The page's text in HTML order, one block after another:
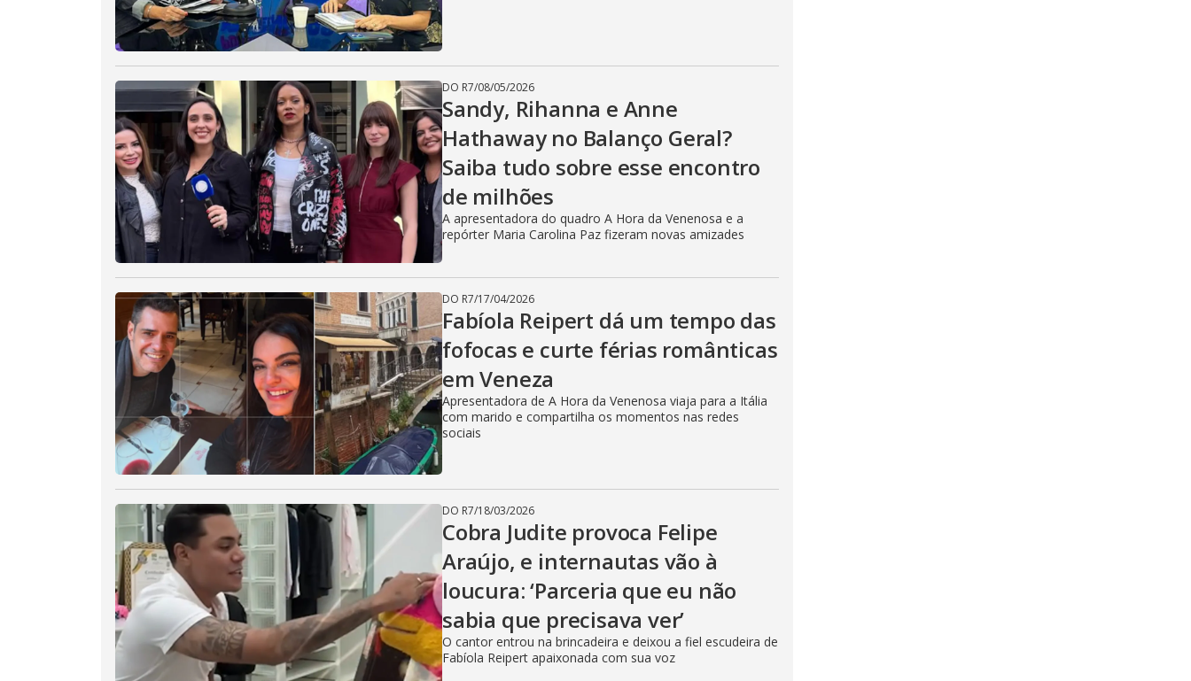
DO R7/08/05/2026
Sandy, Rihanna e Anne
Hathaway no Balanço Geral?
Saiba tudo sobre esse encontro
de milhões
A apresentadora do quadro A Hora da Venenosa e a
repórter Maria Carolina Paz fizeram novas amizades
DO R7/17/04/2026
Fabíola Reipert dá um tempo das
fofocas e curte férias românticas
em Veneza
Apresentadora de A Hora da Venenosa viaja para a Itália
com marido e compartilha os momentos nas redes
sociais
DO R7/18/03/2026
Cobra Judite provoca Felipe
Araújo, e internautas vão à
loucura: ‘Parceria que eu não
sabia que precisava ver’
O cantor entrou na brincadeira e deixou a fiel escudeira de
Fabíola Reipert apaixonada com sua voz